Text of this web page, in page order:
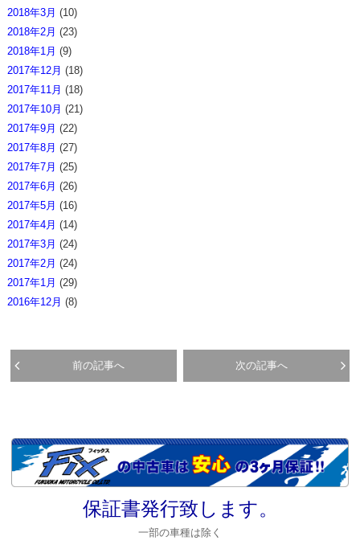
2018年3月 (10)
2018年2月 (23)
2018年1月 (9)
2017年12月 (18)
2017年11月 (18)
2017年10月 (21)
2017年9月 (22)
2017年8月 (27)
2017年7月 (25)
2017年6月 (26)
2017年5月 (16)
2017年4月 (14)
2017年3月 (24)
2017年2月 (24)
2017年1月 (29)
2016年12月 (8)
前の記事へ 次の記事へ
保証書発行致します。
一部の車種は除く